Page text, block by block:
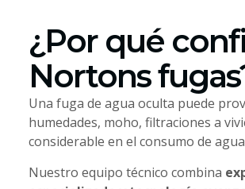
¿Por qué
Nortons
Una fuga de agua oculta puede
humedades, moho, filtraciones a
considerable en el consumo de
Nuestro equipo técnico combina